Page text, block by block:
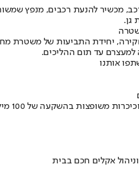
יחידת התביעות של משטרת
למעצרם עד תום ההליכים.
אותנו
אקלים חכם בבית